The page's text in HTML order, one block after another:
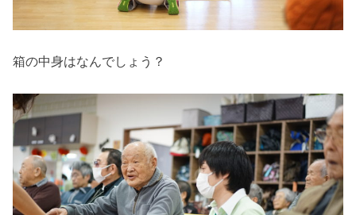
箱の中身はなんでしょう？